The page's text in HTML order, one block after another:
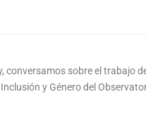
sobre el trabajo
y Género del